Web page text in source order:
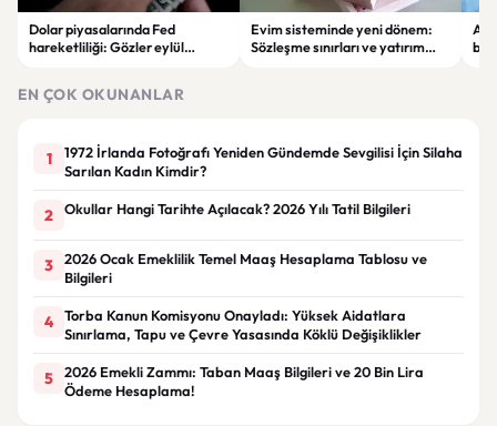
Dolar piyasalarında Fed
hareketliliği: Gözler eylül
Evim sisteminde yeni dönem:
Sözleşme sınırları ve yatırım
EN ÇOK OKUNANLAR
1
1972 İrlanda Fotoğrafı Yeniden Gündemde Sevgilisi İçin Silaha
Sarılan Kadın Kimdir?
2 Okullar Hangi Tarihte Açılacak? 2026 Yılı Tatil Bilgileri
3
2026 Ocak Emeklilik Temel Maaş Hesaplama Tablosu ve
Bilgileri
4
Torba Kanun Komisyonu Onayladı: Yüksek Aidatlara
Sınırlama, Tapu ve Çevre Yasasında Köklü Değişiklikler
5
2026 Emekli Zammı: Taban Maaş Bilgileri ve 20 Bin Lira
Ödeme Hesaplama!